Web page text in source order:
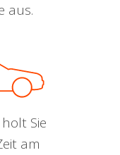
aus.
Sie
am